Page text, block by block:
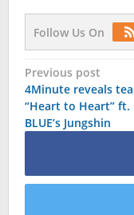
Follow Us On
Post
navigation
Previous post
4Minute reveals
“Heart to Heart” ft.
BLUE’s Jungshin